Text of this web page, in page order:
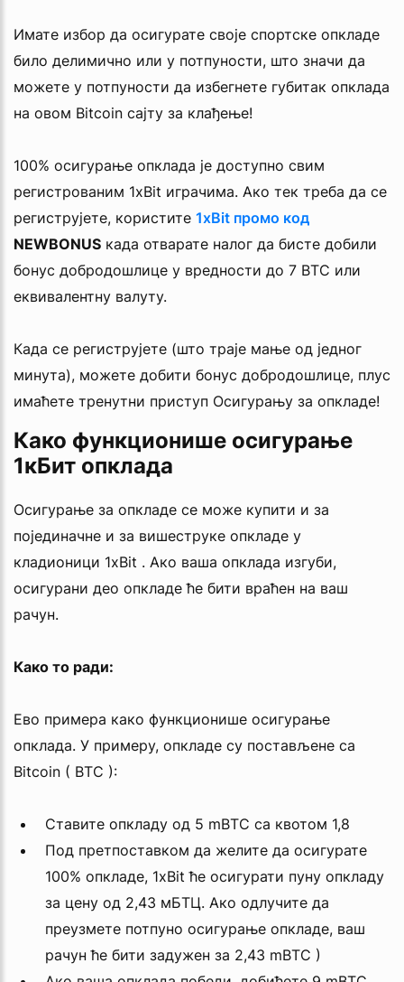
Имате избор да осигурате своје спортске опкладе
било делимично или у потпуности, што значи да
можете у потпуности да избегнете губитак опклада
на овом Bitcoin сајту за клађење!
100% осигурање опклада је доступно свим
регистрованим 1xBit играчима. Ако тек треба да се
региструјете, користите 1xBit промо код
NEWBONUS када отварате налог да бисте добили
бонус добродошлице у вредности до 7 BTC или
еквивалентну валуту.
Када се региструјете (што траје мање од једног
минута), можете добити бонус добродошлице, плус
имаћете тренутни приступ Осигурању за опкладе!
Како функционише осигурање
1кБит опклада
Осигурање за опкладе се може купити и за
појединачне и за вишеструке опкладе у
кладионици 1xBit . Ако ваша опклада изгуби,
осигурани део опкладе ће бити враћен на ваш
рачун.
Како то ради:
Ево примера како функционише осигурање
опклада. У примеру, опкладе су постављене са
Bitcoin ( BTC ):
Ставите опкладу од 5 mBTC са квотом 1,8
Под претпоставком да желите да осигурате
100% опкладе, 1xBit ће осигурати пуну опкладу
за цену од 2,43 мБТЦ. Ако одлучите да
преузмете потпуно осигурање опкладе, ваш
рачун ће бити задужен за 2,43 mBTC )